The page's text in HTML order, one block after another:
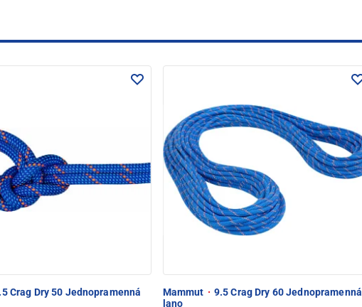
Crag Dry 50 Jednopramenná
Mammut · 9.5 Crag Dry 60 Jednopramenná
lano